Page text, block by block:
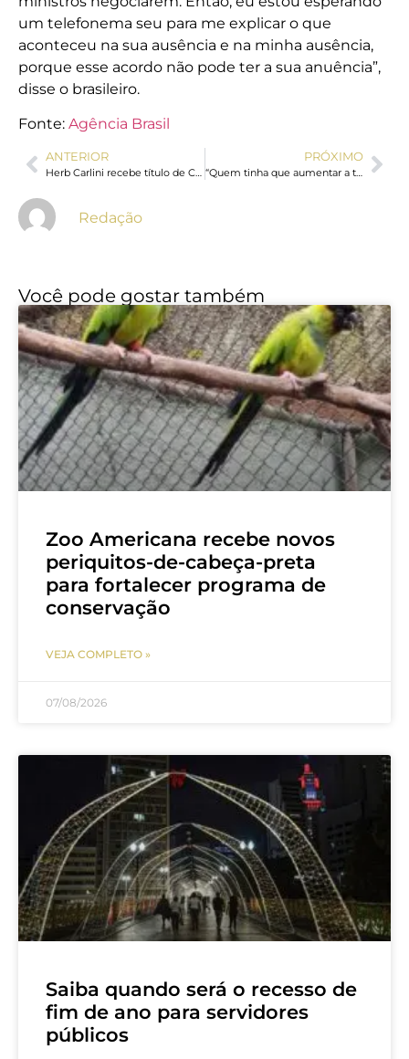
um telefonema seu para me explicar o que
aconteceu na sua ausência e na minha ausência,
porque esse acordo não pode ter a sua anuência”,
disse o brasileiro.
Fonte: Agência Brasil
ANTERIOR
Herb Carlini recebe título de Cidadão Americanense em reconhecimento à sua contribuição para a educação e gestão pública
PRÓXIMO
“Quem tinha que aumentar a taxa seríamos nós”, diz Lula sobre EUA
Redação
Você pode gostar também
Zoo Americana recebe novos
periquitos-de-cabeça-preta
para fortalecer programa de
conservação
VEJA COMPLETO »
07/08/2026
Saiba quando será o recesso de
fim de ano para servidores
públicos